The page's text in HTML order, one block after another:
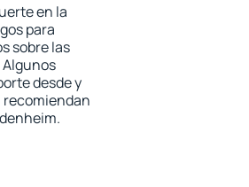
en la
para
sobre las
desde y
recomiendan